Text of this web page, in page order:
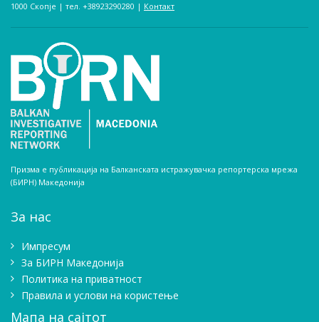
1000 Скопје | тел. +38923290280­ | Контакт
Призма е публикација на Балканската истражувачка репортерска мрежа
(БИРН) Македонија
За нас
Импресум
Зa БИРН Македонија
Политика на приватност
Правила и услови на користење
Мапа на сајтот